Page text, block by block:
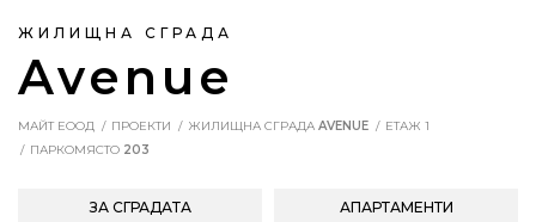
ЖИЛИЩНА СГРАДА
Avenue
МАЙТ ЕООД ПРОЕКТИ ЖИЛИЩНА СГРАДА AVENUE
ЕТАЖ 1
ПАРКОМЯСТО 203
ЗА СГРАДАТА АПАРТАМЕНТИ